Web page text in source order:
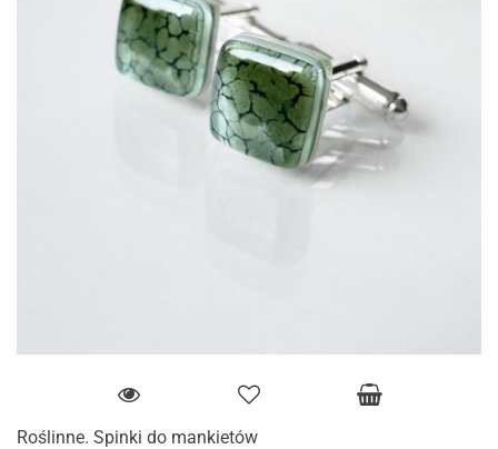
Roślinne. Spinki do mankietów